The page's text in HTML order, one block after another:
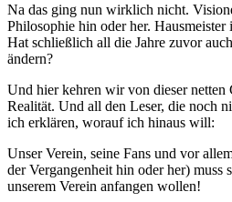
Na das ging nun wirklich nicht.
Philosophie hin oder her. Hausmeister
Hat schließlich all die Jahre zuvor
ändern?
Und hier kehren wir von dieser netten
Realität. Und all den Leser, die noch
ich erklären, worauf ich hinaus will:
Unser Verein, seine Fans und vor
der Vergangenheit hin oder her) muss
unserem Verein anfangen wollen!